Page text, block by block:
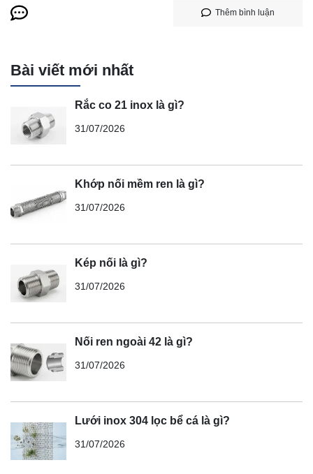
Thêm bình luận
Bài viết mới nhất
Rắc co 21 inox là gì?
31/07/2026
Khớp nối mềm ren là gì?
31/07/2026
Kép nối là gì?
31/07/2026
Nối ren ngoài 42 là gì?
31/07/2026
Lưới inox 304 lọc bể cá là gì?
31/07/2026